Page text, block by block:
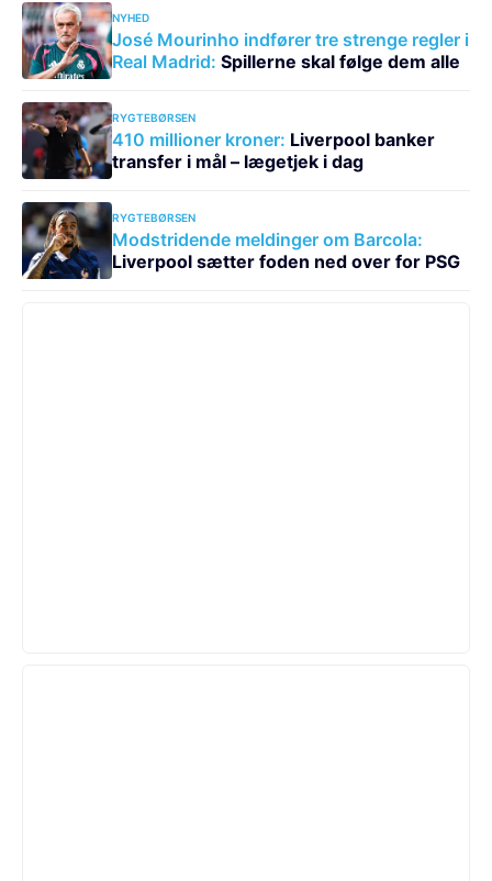
NYHED
José Mourinho indfører tre strenge regler i
Real Madrid: Spillerne skal følge dem alle
RYGTEBØRSEN
410 millioner kroner: Liverpool banker
transfer i mål – lægetjek i dag
RYGTEBØRSEN
Modstridende meldinger om Barcola:
Liverpool sætter foden ned over for PSG